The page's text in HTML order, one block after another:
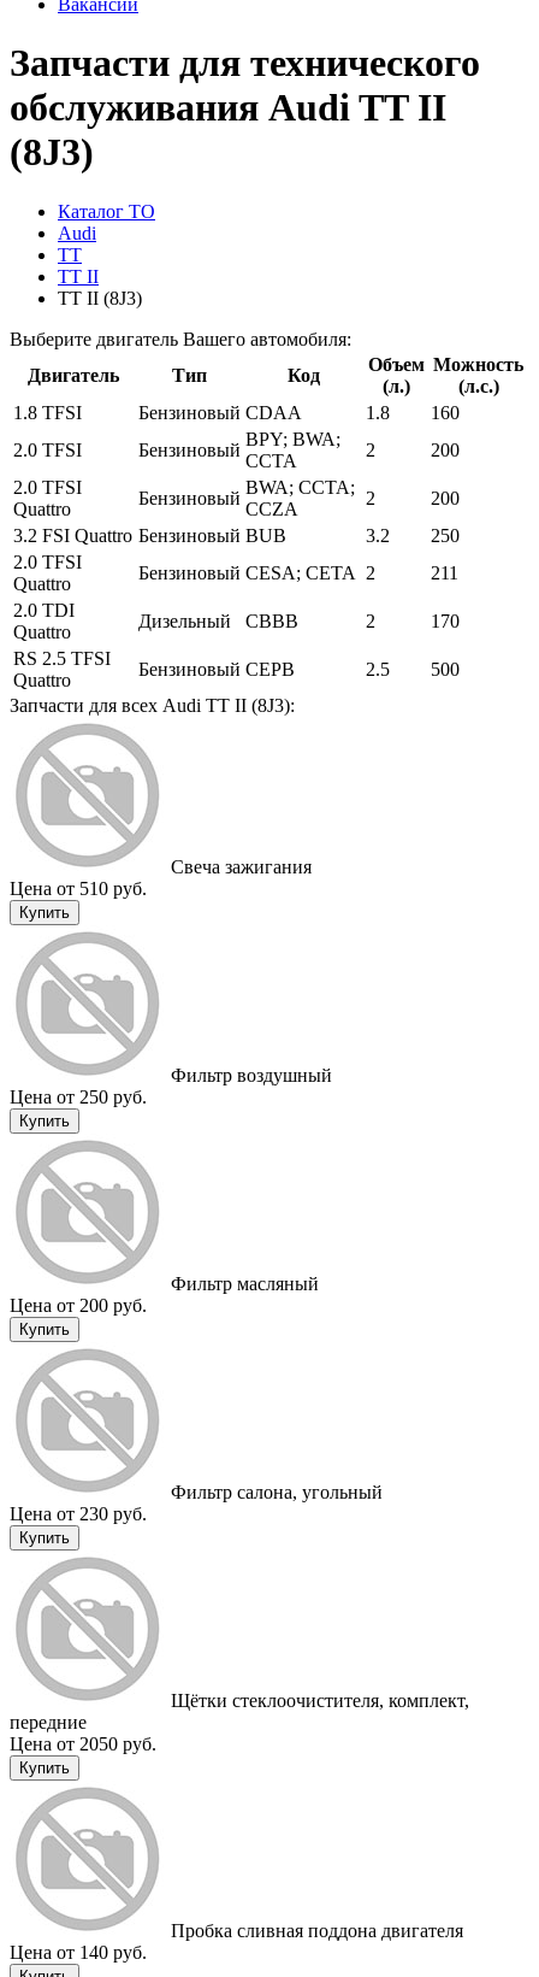
Вакансии
Запчасти для технического
обслуживания Audi TT II
(8J3)
Каталог ТО
Audi
TT
TT II
TT II (8J3)
Выберите двигатель Вашего автомобиля:
Двигатель
Тип Код
Объем
(л.)
Можность
(л.с.)
1.8 TFSI
Бензиновый CDAA 1.8
160
2.0 TFSI
Бензиновый
BPY; BWA;
CCTA
2
200
2.0 TFSI
Quattro
Бензиновый
BWA; CCTA;
CCZA
2
200
3.2 FSI Quattro Бензиновый BUB 3.2
250
2.0 TFSI
Quattro
Бензиновый CESA; CETA 2
211
2.0 TDI
Quattro
Дизельный CBBB 2
170
RS 2.5 TFSI
Quattro
Бензиновый CEPB 2.5
500
Запчасти для всех Audi TT II (8J3):
Свеча зажигания
Цена от 510 руб.
Купить
Фильтр воздушный
Цена от 250 руб.
Купить
Фильтр масляный
Цена от 200 руб.
Купить
Фильтр салона, угольный
Цена от 230 руб.
Купить
Щётки стеклоочистителя, комплект,
передние
Цена от 2050 руб.
Купить
Пробка сливная поддона двигателя
Цена от 140 руб.